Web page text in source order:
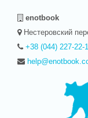
enotbook
Нестеровский
+38 (044) 227-22-